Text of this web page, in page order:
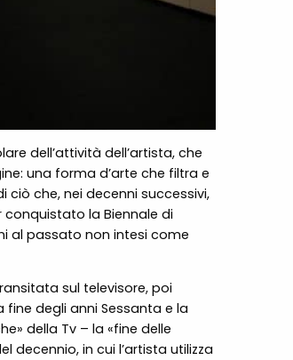
dell’attività dell’artista, che
una forma d’arte che filtra e
che, nei decenni successivi,
la Biennale di
al passato non intesi come
sul televisore, poi
degli anni Sessanta e la
della Tv – la «fine delle
decennio, in cui l’artista utilizza